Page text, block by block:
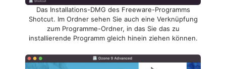
Das Installations-DMG des Freeware-Programms
Shotcut. Im Ordner sehen Sie auch eine Verknüpfung
zum Programme-Ordner, in das Sie das zu
installierende Programm gleich hinein ziehen können.